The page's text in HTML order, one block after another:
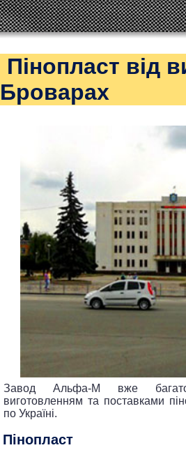
Пінопласт від
Броварах
Завод Альфа-М вже багато
виготовленням та поставками
по Україні.
Пінопласт